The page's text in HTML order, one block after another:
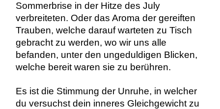
Sommerbrise in der Hitze des July
verbreiteten. Oder das Aroma der gereiften
Trauben, welche darauf warteten zu Tisch
gebracht zu werden, wo wir uns alle
befanden, unter den ungeduldigen Blicken,
welche bereit waren sie zu berühren.
Es ist die Stimmung der Unruhe, in welcher
du versuchst dein inneres Gleichgewicht zu